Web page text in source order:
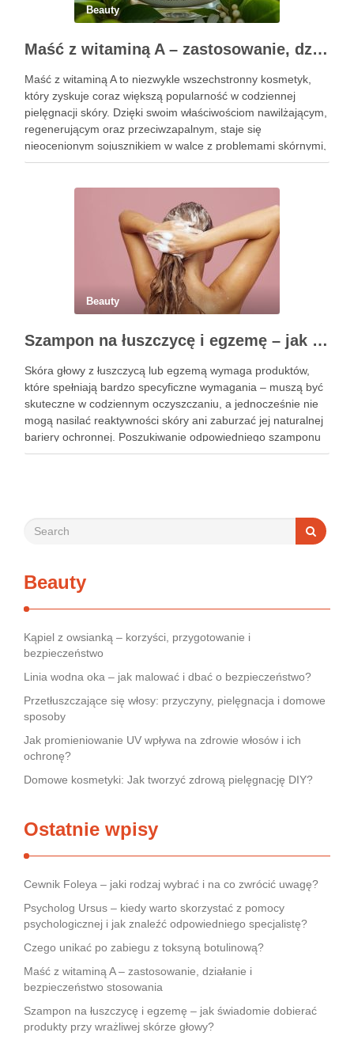
Beauty
Maść z witaminą A – zastosowanie, działanie i bezpieczeństwo stosowania
Maść z witaminą A to niezwykle wszechstronny kosmetyk,
który zyskuje coraz większą popularność w codziennej
pielęgnacji skóry. Dzięki swoim właściwościom nawilżającym,
regenerującym oraz przeciwzapalnym, staje się
nieocenionym sojusznikiem w walce z problemami skórnymi,
takimi jak zmarszczki, trądzik czy podrażnienia. Jej działanie
Beauty
Szampon na łuszczycę i egzemę – jak świadomie dobierać produkty przy wrażliwej skórze głowy?
Skóra głowy z łuszczycą lub egzemą wymaga produktów,
które spełniają bardzo specyficzne wymagania – muszą być
skuteczne w codziennym oczyszczaniu, a jednocześnie nie
mogą nasilać reaktywności skóry ani zaburzać jej naturalnej
bariery ochronnej. Poszukiwanie odpowiedniego szamponu
bywa dla wielu pacjentów procesem długim i frustrującym, bo
Beauty
Kąpiel z owsianką – korzyści, przygotowanie i
bezpieczeństwo
Linia wodna oka – jak malować i dbać o bezpieczeństwo?
Przetłuszczające się włosy: przyczyny, pielęgnacja i domowe
sposoby
Jak promieniowanie UV wpływa na zdrowie włosów i ich
ochronę?
Domowe kosmetyki: Jak tworzyć zdrową pielęgnację DIY?
Ostatnie wpisy
Cewnik Foleya – jaki rodzaj wybrać i na co zwrócić uwagę?
Psycholog Ursus – kiedy warto skorzystać z pomocy
psychologicznej i jak znaleźć odpowiedniego specjalistę?
Czego unikać po zabiegu z toksyną botulinową?
Maść z witaminą A – zastosowanie, działanie i
bezpieczeństwo stosowania
Szampon na łuszczycę i egzemę – jak świadomie dobierać
produkty przy wrażliwej skórze głowy?